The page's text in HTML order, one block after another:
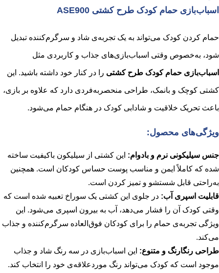
اسباب‌بازی حمام کودک طرح کشتی ASE900
حمام کردن کودک می‌تواند به یک تجربه‌ی شاد و سرگرم‌کننده تبدیل
شود، به‌خصوص وقتی اسباب‌بازی‌های جذاب و کاربردی مثل
اسباب‌بازی حمام کودک طرح کشتی را در کنار خود داشته باشید. این
کشتی کوچک و بانمک، طراحی منحصر‌به‌فردی دارد که علاوه بر بازی،
باعث تحریک خلاقیت و شادابی کودک در هنگام حمام می‌شود.
ویژگی‌های محصول:
جنس سیلیکونی نرم و بادوام: این کشتی از سیلیکون باکیفیت ساخته
شده که کاملاً ایمن و مناسب پوست حساس کودکان است. همچنین
به‌راحتی قابل شستشو و تمیز کردن است.
قابلیت اسپری آب: در جلوی این کشتی یک سوراخ تعبیه شده است که
وقتی کودک آن را فشار می‌دهد، آب به بیرون اسپری می‌شود. این
ویژگی تجربه‌ی حمام را برای کودکان فوق‌العاده سرگرم‌کننده و جذاب
می‌کند.
طراحی رنگارنگ و متنوع: این اسباب‌بازی در سه رنگ شاد و جذاب
موجود است که کودک می‌تواند رنگ موردعلاقه‌ی خود را انتخاب کند.